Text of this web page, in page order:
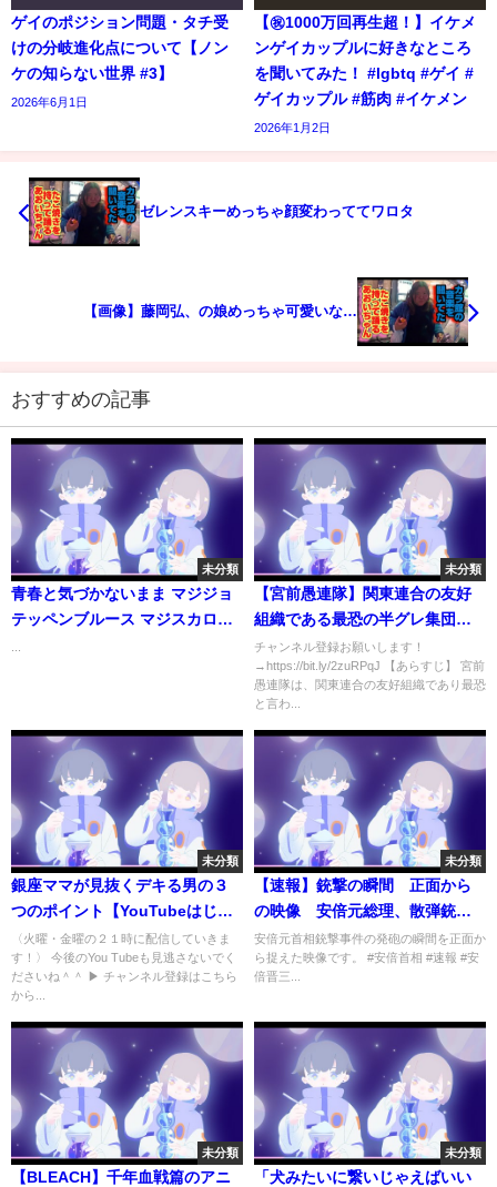
ゲイのポジション問題・タチ受
けの分岐進化点について【ノン
ケの知らない世界 #3】
2026年6月1日
【㊗️1000万回再生超！】イケメ
ンゲイカップルに好きなところ
を聞いてみた！ #lgbtq #ゲイ #
ゲイカップル #筋肉 #イケメン
2026年1月2日
ゼレンスキーめっちゃ顔変わっててワロタ
【画像】藤岡弘、の娘めっちゃ可愛いな…
おすすめの記事
未分類
青春と気づかないまま マジジョ
テッペンブルース マジスカロッ
未分類
【宮前愚連隊】関東連合の友好
組織である最恐の半グレ集団。
数々の悪行を重ねヤクザを恐怖
に陥れる武闘派。
チャンネル登録お願いします！
→https://bit.ly/2zuRPqJ 【あらすじ】 宮前
愚連隊は、関東連合の友好組織であり最恐
と言わ...
未分類
銀座ママが見抜くデキる男の３
つのポイント【YouTubeはじめ
ます！】 / 銀座利美ママ
〈火曜・金曜の２１時に配信していきま
す！〉 今後のYou Tubeも見逃さないでく
ださいね＾＾ ▶ チャンネル登録はこちら
から...
未分類
【速報】銃撃の瞬間 正面から
の映像 安倍元総理、散弾銃で
撃たれ心肺停止
安倍元首相銃撃事件の発砲の瞬間を正面か
ら捉えた映像です。 #安倍首相 #速報 #安
倍晋三...
未分類
【BLEACH】千年血戦篇のアニ
未分類
「犬みたいに繋いじゃえばいい